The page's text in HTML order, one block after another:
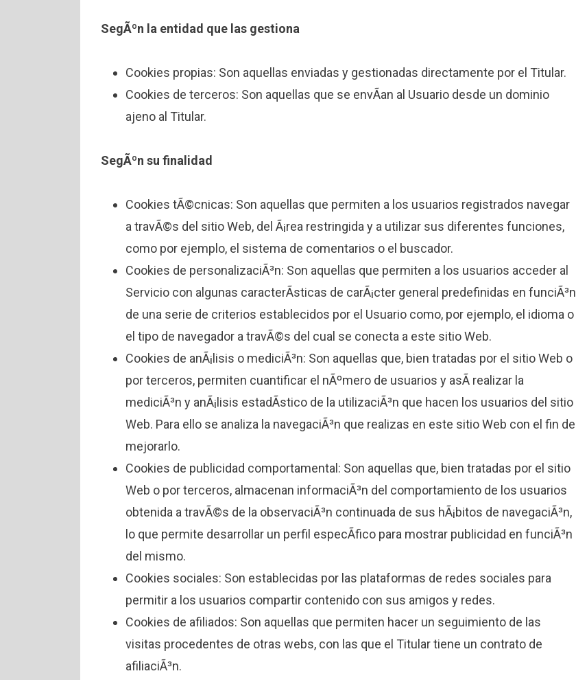
SegÃºn la entidad que las gestiona
Cookies propias: Son aquellas enviadas y gestionadas directamente por el Titular.
Cookies de terceros: Son aquellas que se envÃ­an al Usuario desde un dominio
ajeno al Titular.
SegÃºn su finalidad
Cookies tÃ©cnicas: Son aquellas que permiten a los usuarios registrados navegar
a travÃ©s del sitio Web, del Ã¡rea restringida y a utilizar sus diferentes funciones,
como por ejemplo, el sistema de comentarios o el buscador.
Cookies de personalizaciÃ³n: Son aquellas que permiten a los usuarios acceder al
Servicio con algunas caracterÃ­sticas de carÃ¡cter general predefinidas en funciÃ³n
de una serie de criterios establecidos por el Usuario como, por ejemplo, el idioma o
el tipo de navegador a travÃ©s del cual se conecta a este sitio Web.
Cookies de anÃ¡lisis o mediciÃ³n: Son aquellas que, bien tratadas por el sitio Web o
por terceros, permiten cuantificar el nÃºmero de usuarios y asÃ­ realizar la
mediciÃ³n y anÃ¡lisis estadÃ­stico de la utilizaciÃ³n que hacen los usuarios del sitio
Web. Para ello se analiza la navegaciÃ³n que realizas en este sitio Web con el fin de
mejorarlo.
Cookies de publicidad comportamental: Son aquellas que, bien tratadas por el sitio
Web o por terceros, almacenan informaciÃ³n del comportamiento de los usuarios
obtenida a travÃ©s de la observaciÃ³n continuada de sus hÃ¡bitos de navegaciÃ³n,
lo que permite desarrollar un perfil especÃ­fico para mostrar publicidad en funciÃ³n
del mismo.
Cookies sociales: Son establecidas por las plataformas de redes sociales para
permitir a los usuarios compartir contenido con sus amigos y redes.
Cookies de afiliados: Son aquellas que permiten hacer un seguimiento de las
visitas procedentes de otras webs, con las que el Titular tiene un contrato de
afiliaciÃ³n.